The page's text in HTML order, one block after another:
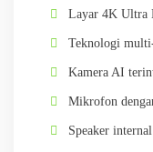
Layar 4K Ultra
Teknologi
Kamera AI
Mikrofon
Speaker